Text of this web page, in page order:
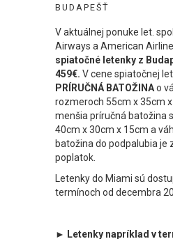
BUDAPEŠŤ
V aktuálnej ponuke let.
Airways a American
spiatočné letenky z
459€. V cene spiatočnej
PRÍRUČNÁ BATOŽINAo
rozmeroch 55cm x 35cm
menšia príručná batožina
40cm x 30cm x 15cm a
batožina do podpalubia je
poplatok.
Letenky do Miami sú
termínoch od decembra
► Letenky napríklad v